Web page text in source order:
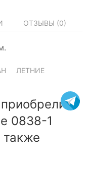
ОТЗЫВЫ (0)
ЛЕТНИЕ
0838-1
также